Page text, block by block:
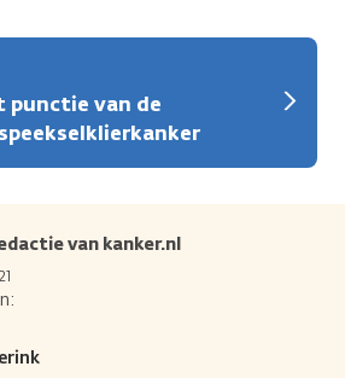
punctie van de
van kanker.nl